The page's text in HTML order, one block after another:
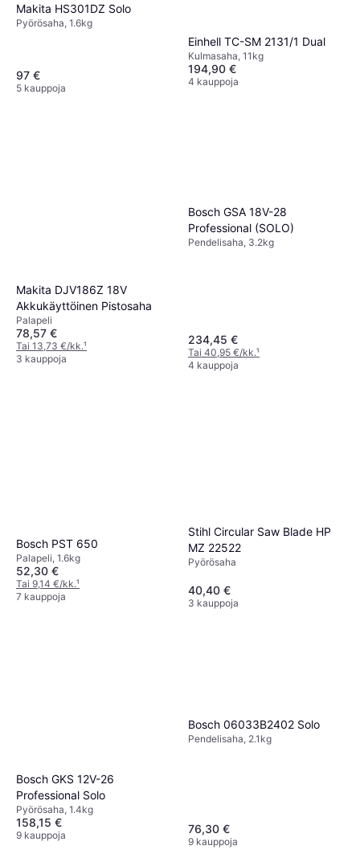
Makita HS301DZ Solo
Pyörösaha, 1.6kg
97 €
5 kauppoja
Einhell TC-SM 2131/1 Dual
Kulmasaha, 11kg
194,90 €
4 kauppoja
Makita DJV186Z 18V
Akkukäyttöinen Pistosaha
Palapeli
78,57 €
Tai 13,73 €/kk.¹
3 kauppoja
Bosch GSA 18V-28
Professional (SOLO)
Pendelisaha, 3.2kg
234,45 €
Tai 40,95 €/kk.¹
4 kauppoja
Bosch PST 650
Palapeli, 1.6kg
52,30 €
Tai 9,14 €/kk.¹
7 kauppoja
Stihl Circular Saw Blade HP
MZ 22522
Pyörösaha
40,40 €
3 kauppoja
Bosch GKS 12V-26
Professional Solo
Pyörösaha, 1.4kg
158,15 €
9 kauppoja
Bosch 06033B2402 Solo
Pendelisaha, 2.1kg
76,30 €
9 kauppoja